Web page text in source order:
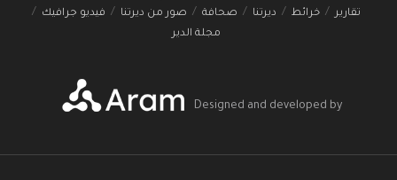
تقارير
خرائط ديرتنا صحافة صور من ديرتنا
فيديو جرافيك
مجلة الدير
Designed and developed by